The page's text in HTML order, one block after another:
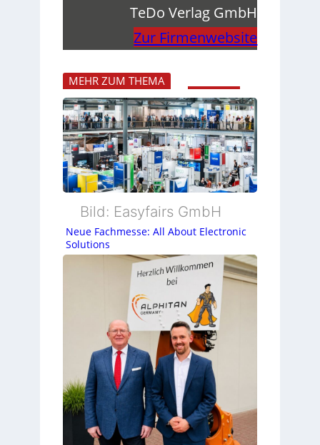
TeDo Verlag GmbH
Zur Firmenwebsite
MEHR ZUM THEMA
Bild: Easyfairs GmbH
Neue Fachmesse: All About Electronic
Solutions